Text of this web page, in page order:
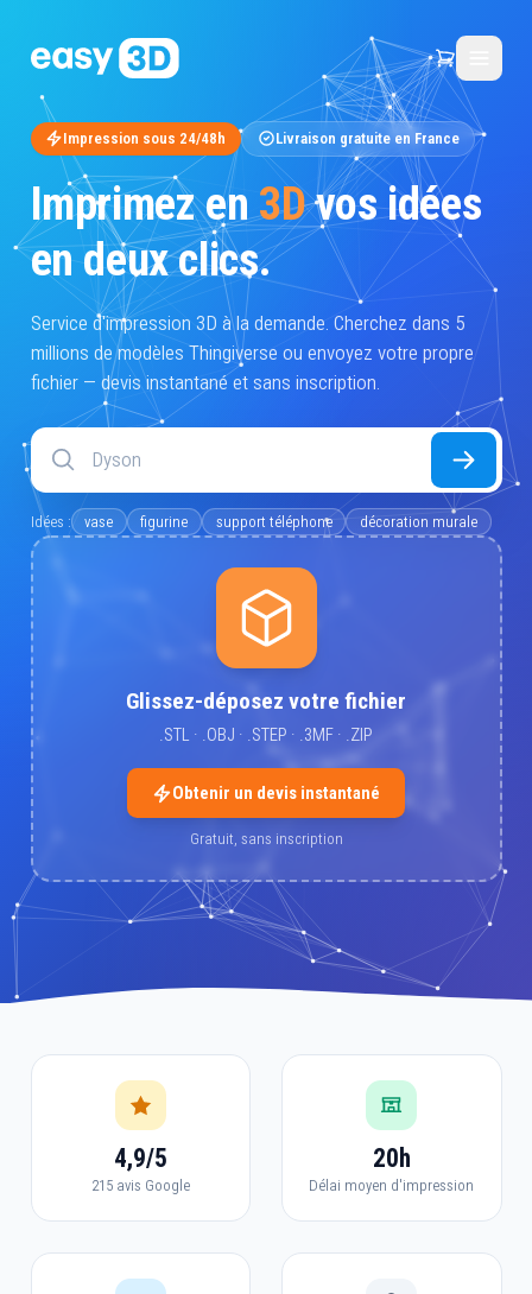
Impression sous 24/48h Livraison gratuite en France
Imprimez en3Dvos idées
en deux clics.
Service d'impression 3D à la demande. Cherchez dans 5
millions de modèles Thingiverse ou envoyez votre propre
fichier — devis instantané et sans inscription.
Idées : vase figurine support téléphone décoration murale
Glissez-déposez votre fichier
.STL · .OBJ · .STEP · .3MF · .ZIP
Obtenir un devis instantané
Gratuit, sans inscription
4,9/5
215 avis Google
20h
Délai moyen d'impression